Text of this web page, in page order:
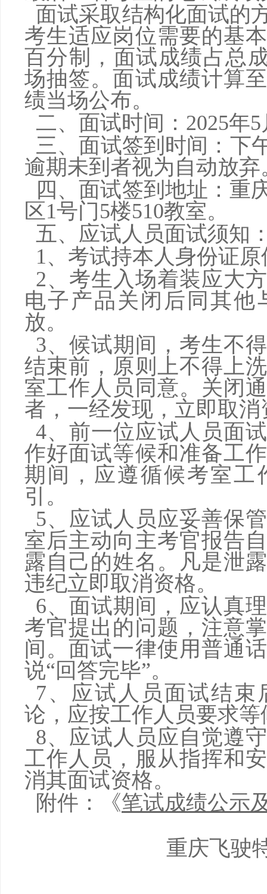
面试采取结构化面试的
考生适应岗位需要的基
百分制，面试成绩占总
场抽签。面试成绩计算
绩当场公布。
二、面试时间： 2025年5
三、面试签到时间： 下
逾期未到者视为自动放弃
四、面试签到地址：重
区 1号门 5楼510教室。
五、应试人员面试须知
1、考试持本人身份证
2、考生入场着装应大
电子产品关闭后同其他
放。
3、候试期间，考生不
结束前，原则上不得上
室工作人员同意。关闭
者，一经发现，立即取消
4、前一位应试人员面
作好面试等候和准备工
期间，应遵循候考室工
引。
5、应试人员应妥善保
室后主动向主考官报告
露自己的姓名。凡是泄
违纪立即取消资格。
6、面试期间，应认真
考官提出的问题，注意
间。面试一律使用普通
说“回答完毕”。
7、应试人员面试结
论，应按工作人员要求
8、应试人员应自觉遵
工作人员，服从指挥和
消其面试资格。
附件：《笔试成绩公示
重庆飞驶